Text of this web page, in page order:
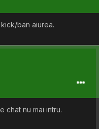
ban aiurea.
chat nu mai intru.